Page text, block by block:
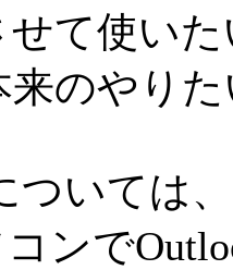
せて使い
来のやり
ついては、
コンで